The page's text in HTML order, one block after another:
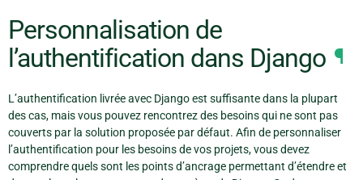
Personnalisation de
l’authentification dans Django ¶
L’authentification livrée avec Django est suffisante dans la plupart
des cas, mais vous pouvez rencontrez des besoins qui ne sont pas
couverts par la solution proposée par défaut. Afin de personnaliser
l’authentification pour les besoins de vos projets, vous devez
comprendre quels sont les points d’ancrage permettant d’étendre et